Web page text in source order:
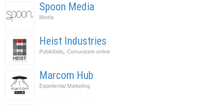
Spoon Media
Media
Heist Industries
Publicitate, Comunicare online
Marcom Hub
Experiential Marketing